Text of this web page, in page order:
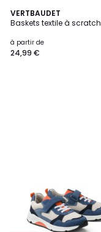
VERTBAUDET
Baskets textile à scratch
à partir de
24,99 €